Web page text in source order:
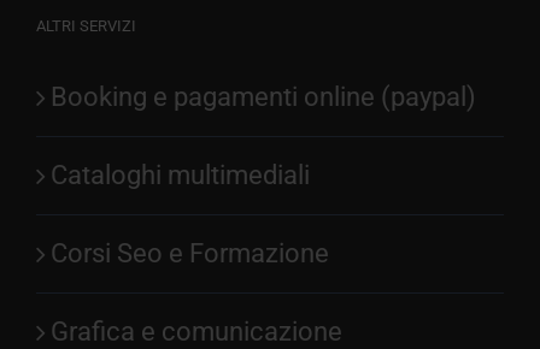
ALTRI SERVIZI
Booking e pagamenti online (paypal)
Cataloghi multimediali
Corsi Seo e Formazione
Grafica e comunicazione